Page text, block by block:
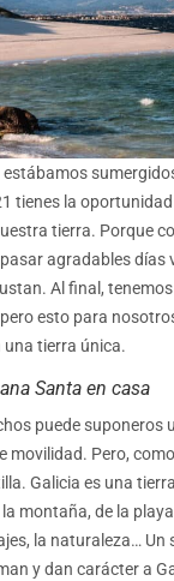
estábamos
tienes la
tierra. Porque
agradables días
Al final,
pero esto para
una tierra única.
Santa en casa
puede suponeros
movilidad. Pero,
Galicia es una
montaña, de la
la naturaleza… Un
y dan carácter a